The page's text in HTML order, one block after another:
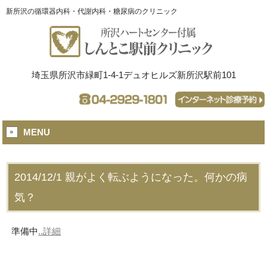
新所沢の循環器内科・代謝内科・糖尿病のクリニック
埼玉県所沢市緑町1-4-1デュオヒルズ新所沢駅前101
MENU
2014/12/1 親がよく転ぶようになった。何かの病
気？
準備中..詳細